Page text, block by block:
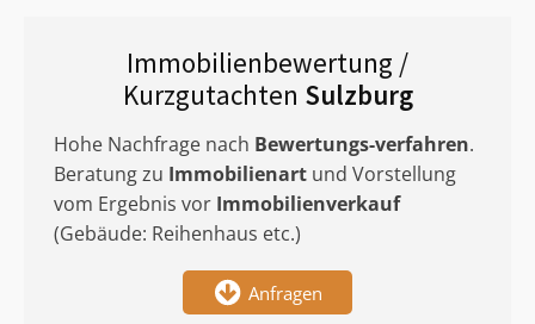
Immobilienbewertung /
Kurzgutachten Sulzburg
Hohe Nachfrage nach Bewertungs-verfahren.
Beratung zu Immobilienart und Vorstellung
vom Ergebnis vor Immobilienverkauf
(Gebäude: Reihenhaus etc.)
Anfragen